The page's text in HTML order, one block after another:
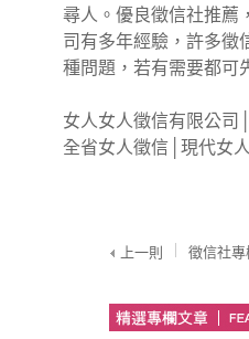
尋人。優良徵信社推薦
司有多年經驗，許多徵
種問題，若有需要都可
女人女人徵信有限公司
全省女人徵信 │現代女
上一則 徵信社專